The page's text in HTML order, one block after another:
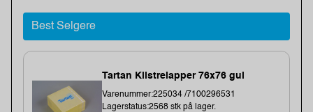
Best Selgere
Tartan Klistrelapper 76x76 gul
Varenummer:225034 /7100296531
Lagerstatus:2568 stk på lager.